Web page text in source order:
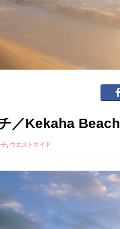
／Kekaha Beach
チ ウエストサイド